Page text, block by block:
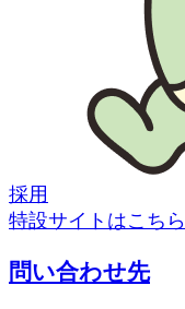
採用
特設サイトはこちら
問い合わせ先